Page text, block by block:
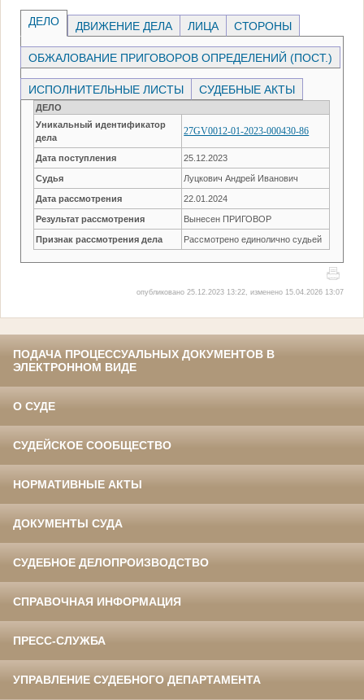
ДЕЛО ДВИЖЕНИЕ ДЕЛА ЛИЦА СТОРОНЫ
ОБЖАЛОВАНИЕ ПРИГОВОРОВ ОПРЕДЕЛЕНИЙ (ПОСТ.)
ИСПОЛНИТЕЛЬНЫЕ ЛИСТЫ СУДЕБНЫЕ АКТЫ
ДЕЛО
Уникальный идентификатор
дела
27GV0012-01-2023-000430-86
Дата поступления 25.12.2023
Судья Луцкович Андрей Иванович
Дата рассмотрения 22.01.2024
Результат рассмотрения Вынесен ПРИГОВОР
Признак рассмотрения дела Рассмотрено единолично судьей
опубликовано 25.12.2023 13:22, изменено 15.04.2026 13:07
ПОДАЧА ПРОЦЕССУАЛЬНЫХ ДОКУМЕНТОВ В
ЭЛЕКТРОННОМ ВИДЕ
О СУДЕ
СУДЕЙСКОЕ СООБЩЕСТВО
НОРМАТИВНЫЕ АКТЫ
ДОКУМЕНТЫ СУДА
СУДЕБНОЕ ДЕЛОПРОИЗВОДСТВО
СПРАВОЧНАЯ ИНФОРМАЦИЯ
ПРЕСС-СЛУЖБА
УПРАВЛЕНИЕ СУДЕБНОГО ДЕПАРТАМЕНТА